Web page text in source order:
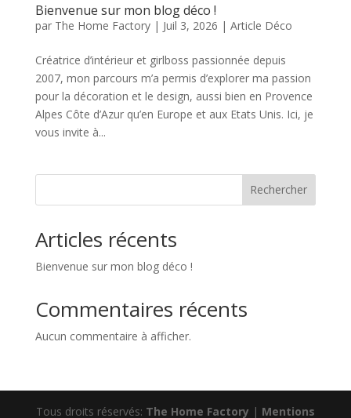
Bienvenue sur mon blog déco !
par The Home Factory| Juil 3, 2026 | Article Déco
Créatrice d’intérieur et girlboss passionnée depuis
2007, mon parcours m’a permis d’explorer ma passion
pour la décoration et le design, aussi bien en Provence
Alpes Côte d’Azur qu’en Europe et aux Etats Unis. Ici, je
vous invite à...
Rechercher
Articles récents
Bienvenue sur mon blog déco !
Commentaires récents
Aucun commentaire à afficher.
Tous droits réservés: The Home Factory | Mentions